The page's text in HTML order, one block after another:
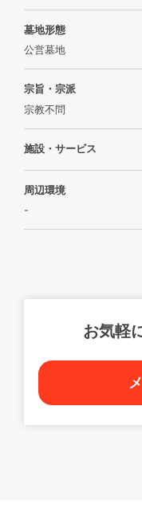
墓地形態
公営墓地
宗旨・宗派
宗教不問
施設・サービス
周辺環境
-
お気軽